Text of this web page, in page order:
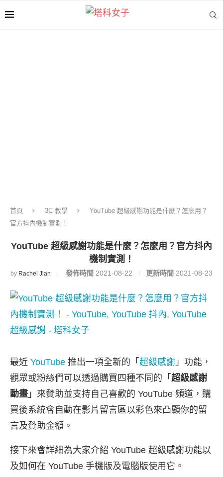
首頁 3C 教學
YouTube 超級感謝功能是什麼？怎麼用？
官方抖內機制實測！
YouTube 超級感謝功能是什麼？怎麼用？官方抖內
機制實測！
by Rachel Jian 發佈時間 2021-08-22 更新時間 2021-08-23
最近 YouTube 推出一項全新的「 超級感謝 」功能，
觀眾或粉絲們可以透過購買四種不同的「 超級感謝
動畫 」來贊助並支持自己喜歡的 YouTube 頻道，購
買後系統會自動在影片留言區以彩色來凸顯你的留
言及贊助金額。
接下來會詳細為大家介紹 YouTube 超級感謝功能以
及如何在 YouTube 手機版及電腦版使用它。